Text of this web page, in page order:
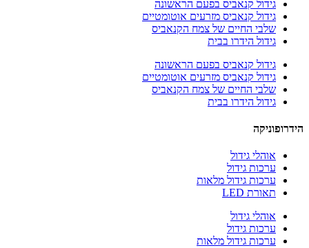
גידול קנאביס בפעם הראשונה
גידול קנאביס מזרעים אוטומטיים
שלבי החיים של צמח הקנאביס
גידול הידרו בבית
גידול קנאביס בפעם הראשונה
גידול קנאביס מזרעים אוטומטיים
שלבי החיים של צמח הקנאביס
גידול הידרו בבית
הידרופוניקה
אוהלי גידול
ערכות גידול
ערכות גידול מלאות
תאורת LED
אוהלי גידול
ערכות גידול
ערכות גידול מלאות